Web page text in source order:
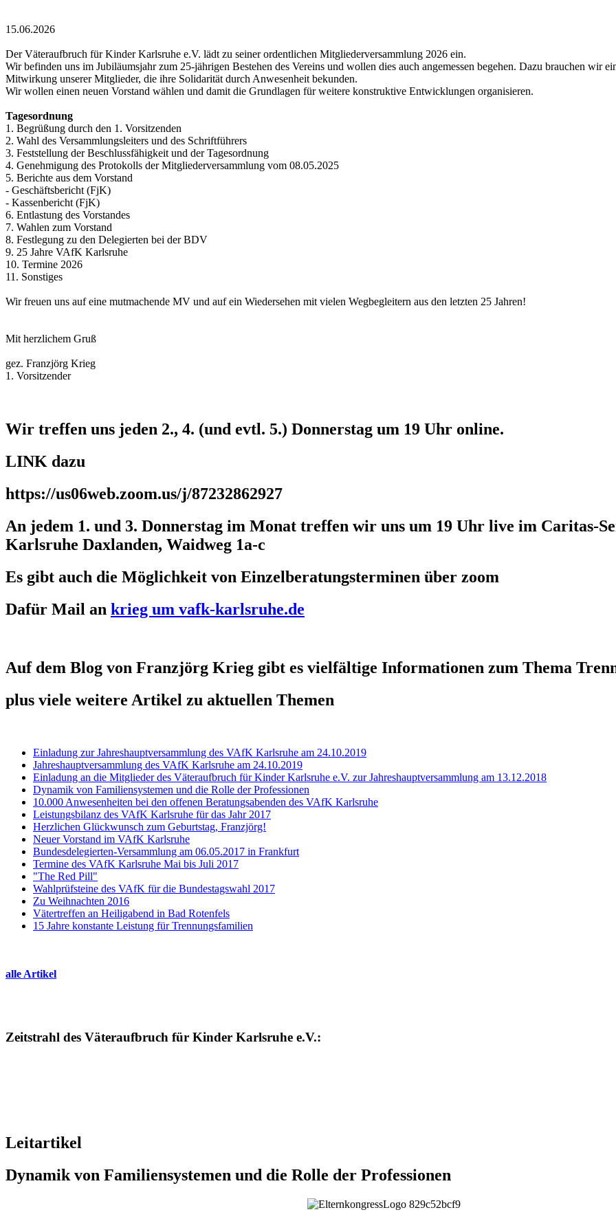
15.06.2026
Der Väteraufbruch für Kinder Karlsruhe e.V. lädt zu seiner ordentlichen Mitgliederversammlung 2026 ein.
Wir befinden uns im Jubiläumsjahr zum 25-jährigen Bestehen des Vereins und wollen dies auch angemessen begehen. Dazu brauchen wir
Mitwirkung unserer Mitglieder, die ihre Solidarität durch Anwesenheit bekunden.
Wir wollen einen neuen Vorstand wählen und damit die Grundlagen für weitere konstruktive Entwicklungen organisieren.
Tagesordnung
1. Begrüßung durch den 1. Vorsitzenden
2. Wahl des Versammlungsleiters und des Schriftführers
3. Feststellung der Beschlussfähigkeit und der Tagesordnung
4. Genehmigung des Protokolls der Mitgliederversammlung vom 08.05.2025
5. Berichte aus dem Vorstand
- Geschäftsbericht (FjK)
- Kassenbericht (FjK)
6. Entlastung des Vorstandes
7. Wahlen zum Vorstand
8. Festlegung zu den Delegierten bei der BDV
9. 25 Jahre VAfK Karlsruhe
10. Termine 2026
11. Sonstiges
Wir freuen uns auf eine mutmachende MV und auf ein Wiedersehen mit vielen Wegbegleitern aus den letzten 25 Jahren!
Mit herzlichem Gruß
gez. Franzjörg Krieg
1. Vorsitzender
Wir treffen uns jeden 2., 4. (und evtl. 5.) Donnerstag um 19 Uhr online.
LINK dazu
https://us06web.zoom.us/j/87232862927
An jedem 1. und 3. Donnerstag im Monat treffen wir uns um 19 Uhr live im Caritas-
Karlsruhe Daxlanden, Waidweg 1a-c
Es gibt auch die Möglichkeit von Einzelberatungsterminen über zoom
Dafür Mail an krieg um vafk-karlsruhe.de
Auf dem Blog von Franzjörg Krieg gibt es vielfältige Informationen zum Thema
plus viele weitere Artikel zu aktuellen Themen
Einladung zur Jahreshauptversammlung des VAfK Karlsruhe am 24.10.2019
Jahreshauptversammlung des VAfK Karlsruhe am 24.10.2019
Einladung an die Mitglieder des Väteraufbruch für Kinder Karlsruhe e.V. zur Jahreshauptversammlung am 13.12.2018
Dynamik von Familiensystemen und die Rolle der Professionen
10.000 Anwesenheiten bei den offenen Beratungsabenden des VAfK Karlsruhe
Leistungsbilanz des VAfK Karlsruhe für das Jahr 2017
Herzlichen Glückwunsch zum Geburtstag, Franzjörg!
Neuer Vorstand im VAfK Karlsruhe
Bundesdelegierten-Versammlung am 06.05.2017 in Frankfurt
Termine des VAfK Karlsruhe Mai bis Juli 2017
"The Red Pill"
Wahlprüfsteine des VAfK für die Bundestagswahl 2017
Zu Weihnachten 2016
Vätertreffen an Heiligabend in Bad Rotenfels
15 Jahre konstante Leistung für Trennungsfamilien
alle Artikel
Zeitstrahl des Väteraufbruch für Kinder Karlsruhe e.V.:
Leitartikel
Dynamik von Familiensystemen und die Rolle der Professionen